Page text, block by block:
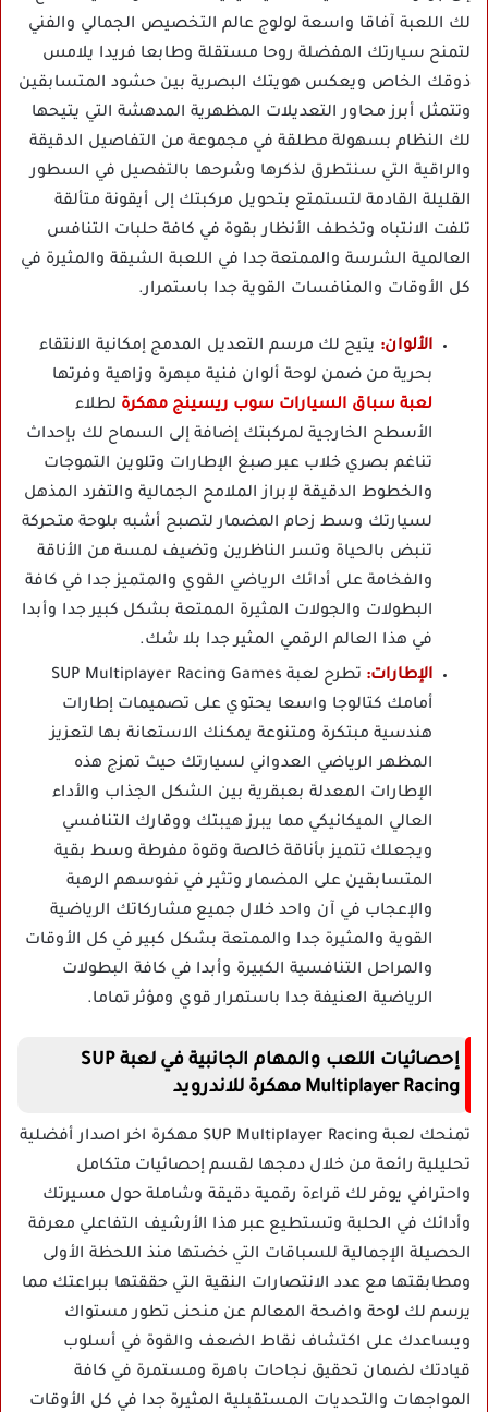
لك اللعبة آفاقا واسعة لولوج عالم التخصيص الجمالي والفني
لتمنح سيارتك المفضلة روحا مستقلة وطابعا فريدا يلامس
ذوقك الخاص ويعكس هويتك البصرية بين حشود المتسابقين
وتتمثل أبرز محاور التعديلات المظهرية المدهشة التي يتيحها
لك النظام بسهولة مطلقة في مجموعة من التفاصيل الدقيقة
والراقية التي سنتطرق لذكرها وشرحها بالتفصيل في السطور
القليلة القادمة لتستمتع بتحويل مركبتك إلى أيقونة متألقة
تلفت الانتباه وتخطف الأنظار بقوة في كافة حلبات التنافس
العالمية الشرسة والممتعة جدا في اللعبة الشيقة والمثيرة في
كل الأوقات والمنافسات القوية جدا باستمرار.
الألوان: يتيح لك مرسم التعديل المدمج إمكانية الانتقاء
بحرية من ضمن لوحة ألوان فنية مبهرة وزاهية وفرتها
لعبة سباق السيارات سوب ريسينج مهكرة لطلاء
الأسطح الخارجية لمركبتك إضافة إلى السماح لك بإحداث
تناغم بصري خلاب عبر صبغ الإطارات وتلوين التموجات
والخطوط الدقيقة لإبراز الملامح الجمالية والتفرد المذهل
لسيارتك وسط زحام المضمار لتصبح أشبه بلوحة متحركة
تنبض بالحياة وتسر الناظرين وتضيف لمسة من الأناقة
والفخامة على أدائك الرياضي القوي والمتميز جدا في كافة
البطولات والجولات المثيرة الممتعة بشكل كبير جدا وأبدا
في هذا العالم الرقمي المثير جدا بلا شك.
الإطارات:
تطرح لعبة SUP Multiplayer Racing Games
أمامك كتالوجا واسعا يحتوي على تصميمات إطارات
هندسية مبتكرة ومتنوعة يمكنك الاستعانة بها لتعزيز
المظهر الرياضي العدواني لسيارتك حيث تمزج هذه
الإطارات المعدلة بعبقرية بين الشكل الجذاب والأداء
العالي الميكانيكي مما يبرز هيبتك ووقارك التنافسي
ويجعلك تتميز بأناقة خالصة وقوة مفرطة وسط بقية
المتسابقين على المضمار وتثير في نفوسهم الرهبة
والإعجاب في آن واحد خلال جميع مشاركاتك الرياضية
القوية والمثيرة جدا والممتعة بشكل كبير في كل الأوقات
والمراحل التنافسية الكبيرة وأبدا في كافة البطولات
الرياضية العنيفة جدا باستمرار قوي ومؤثر تماما.
إحصائيات اللعب والمهام الجانبية في لعبة SUP
Multiplayer Racing مهكرة للاندرويد
تمنحك لعبة SUP Multiplayer Racing مهكرة اخر اصدار أفضلية
تحليلية رائعة من خلال دمجها لقسم إحصائيات متكامل
واحترافي يوفر لك قراءة رقمية دقيقة وشاملة حول مسيرتك
وأدائك في الحلبة وتستطيع عبر هذا الأرشيف التفاعلي معرفة
الحصيلة الإجمالية للسباقات التي خضتها منذ اللحظة الأولى
ومطابقتها مع عدد الانتصارات النقية التي حققتها ببراعتك مما
يرسم لك لوحة واضحة المعالم عن منحنى تطور مستواك
ويساعدك على اكتشاف نقاط الضعف والقوة في أسلوب
قيادتك لضمان تحقيق نجاحات باهرة ومستمرة في كافة
المواجهات والتحديات المستقبلية المثيرة جدا في كل الأوقات